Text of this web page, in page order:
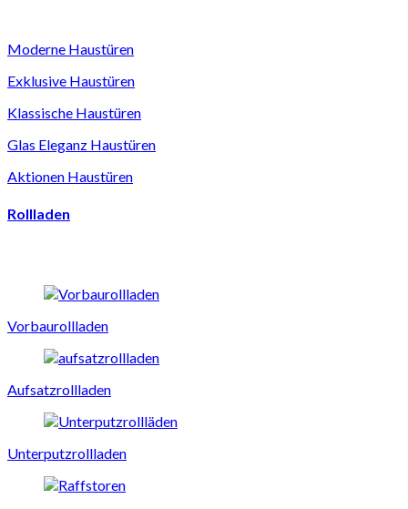
Moderne Haustüren
Exklusive Haustüren
Klassische Haustüren
Glas Eleganz Haustüren
Aktionen Haustüren
Rollladen
Vorbaurollladen
Aufsatzrollladen
Unterputzrollladen